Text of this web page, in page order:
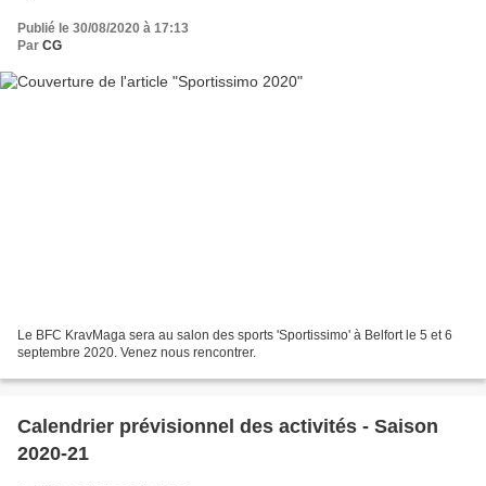
Publié le 30/08/2020 à 17:13
Par CG
Le BFC KravMaga sera au salon des sports 'Sportissimo' à Belfort le 5 et 6
septembre 2020. Venez nous rencontrer.
Calendrier prévisionnel des activités - Saison
2020-21